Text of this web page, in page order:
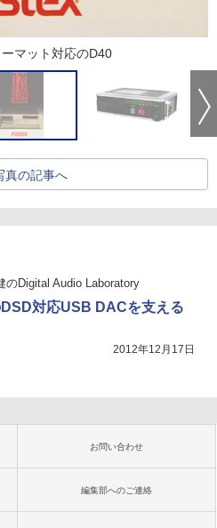
マット対応のD40
真の記事へ
のDigital Audio Laboratory
対応USB DACを支える
2012年12月17日
お問い合わせ
編集部へのご連絡